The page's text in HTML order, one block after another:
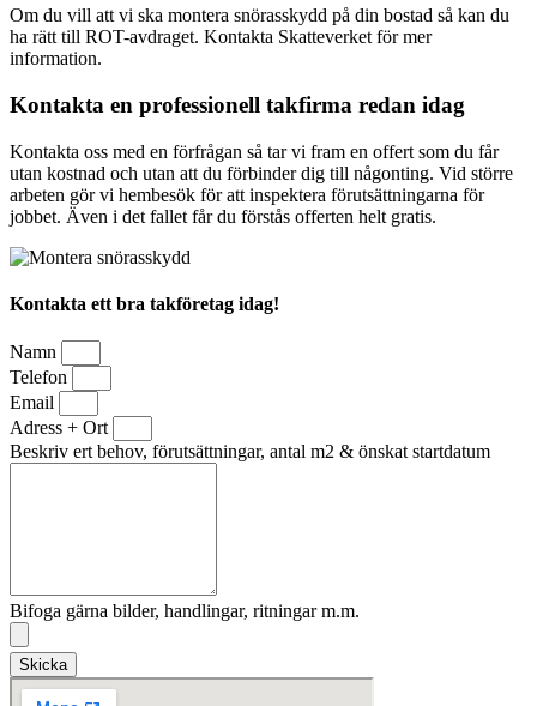
Om du vill att vi ska montera snörasskydd på din bostad så kan du
ha rätt till ROT-avdraget. Kontakta Skatteverket för mer
information.
Kontakta en professionell takfirma redan idag
Kontakta oss med en förfrågan så tar vi fram en offert som du får
utan kostnad och utan att du förbinder dig till någonting. Vid större
arbeten gör vi hembesök för att inspektera förutsättningarna för
jobbet. Även i det fallet får du förstås offerten helt gratis.
Kontakta ett bra takföretag idag!
Namn
Telefon
Email
Adress + Ort
Beskriv ert behov, förutsättningar, antal m2 & önskat startdatum
Bifoga gärna bilder, handlingar, ritningar m.m.
Skicka